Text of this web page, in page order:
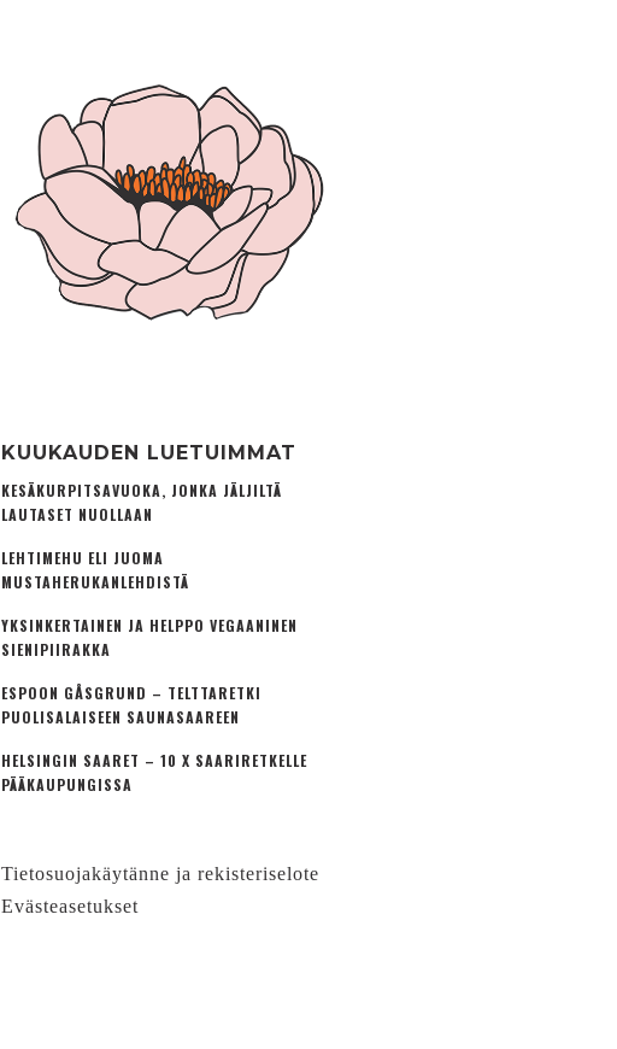
KUUKAUDEN LUETUIMMAT
KESÄKURPITSAVUOKA, JONKA JÄLJILTÄ
LAUTASET NUOLLAAN
LEHTIMEHU ELI JUOMA
MUSTAHERUKANLEHDISTÄ
YKSINKERTAINEN JA HELPPO VEGAANINEN
SIENIPIIRAKKA
ESPOON GÅSGRUND – TELTTARETKI
PUOLISALAISEEN SAUNASAAREEN
HELSINGIN SAARET – 10 X SAARIRETKELLE
PÄÄKAUPUNGISSA
Tietosuojakäytänne ja rekisteriselote
Evästeasetukset